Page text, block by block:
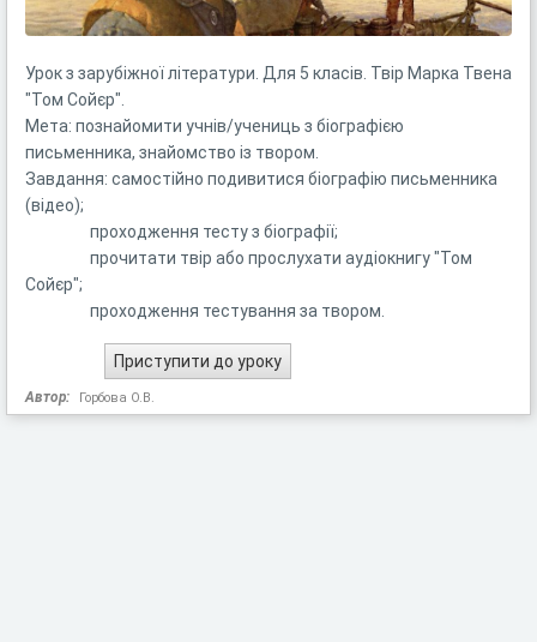
Урок з зарубіжної літератури. Для 5 класів. Твір Марка Твена
"Том Сойєр".
Мета: познайомити учнів/учениць з біографією
письменника, знайомство із твором.
Завдання: самостійно подивитися біографію письменника
(відео);
проходження тесту з біографії;
прочитати твір або прослухати аудіокнигу "Том
Сойєр";
проходження тестування за твором.
Автор: Горбова О.В.